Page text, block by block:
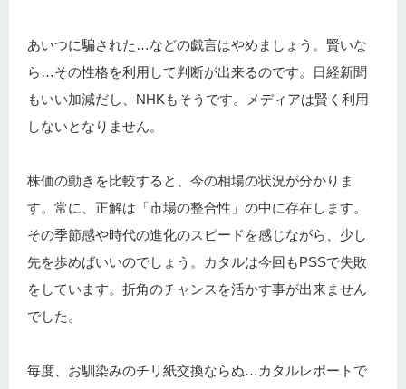
あいつに騙された…などの戯言はやめましょう。賢いな
ら…その性格を利用して判断が出来るのです。日経新聞
もいい加減だし、NHKもそうです。メディアは賢く利用
しないとなりません。
株価の動きを比較すると、今の相場の状況が分かりま
す。常に、正解は「市場の整合性」の中に存在します。
その季節感や時代の進化のスピードを感じながら、少し
先を歩めばいいのでしょう。カタルは今回もPSSで失敗
をしています。折角のチャンスを活かす事が出来ません
でした。
毎度、お馴染みのチリ紙交換ならぬ…カタルレポートで